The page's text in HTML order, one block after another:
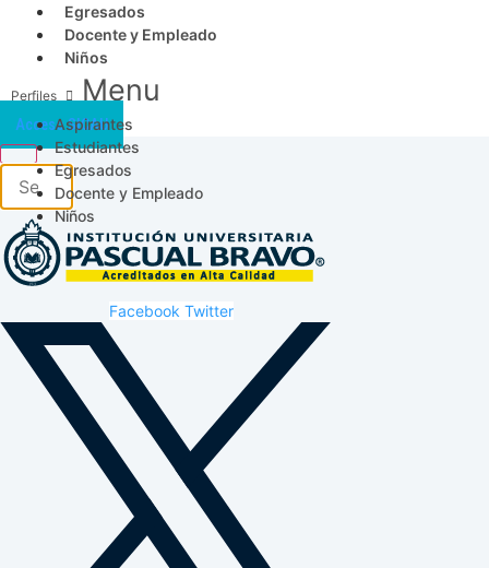
Egresados
Docente y Empleado
Niños
Menu
Aspirantes
Estudiantes
Egresados
Docente y Empleado
Niños
Acceso SICAU
Facebook Twitter